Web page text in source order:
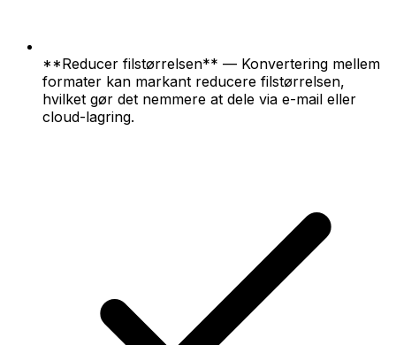
**Reducer filstørrelsen** — Konvertering mellem
formater kan markant reducere filstørrelsen,
hvilket gør det nemmere at dele via e-mail eller
cloud-lagring.